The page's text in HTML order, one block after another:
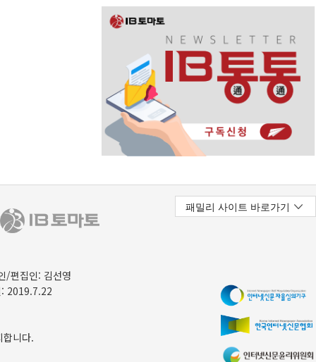
/편집인: 김선영
2019.7.22
니다.